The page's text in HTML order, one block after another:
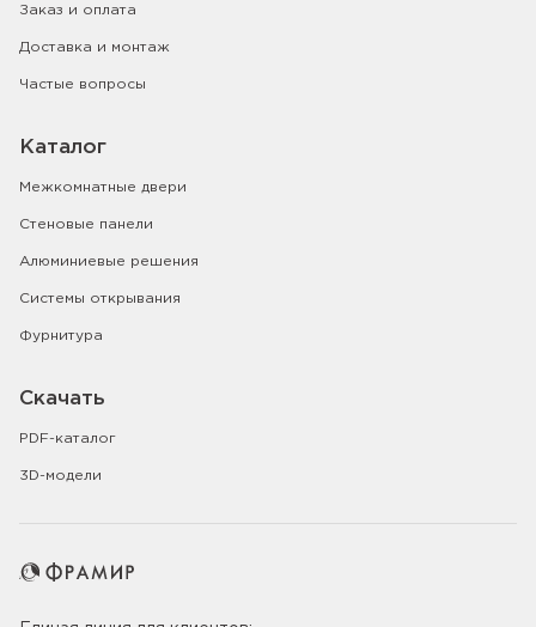
Заказ и оплата
Доставка и монтаж
Частые вопросы
Каталог
Межкомнатные двери
Стеновые панели
Алюминиевые решения
Системы открывания
Фурнитура
Скачать
PDF-каталог
3D-модели